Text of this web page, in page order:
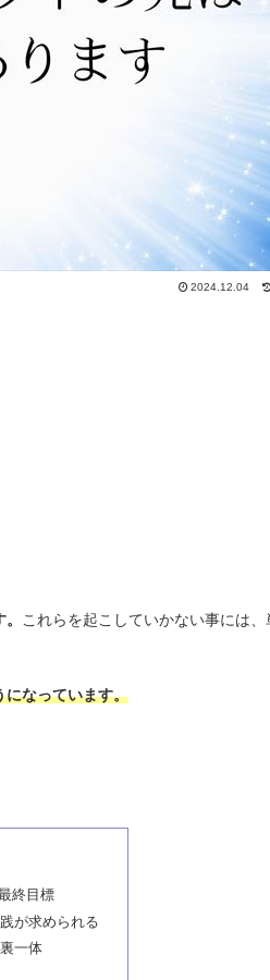
2024.12.04
これらを起こしていかない事には、
になっています。
終目標
が求められる
一体